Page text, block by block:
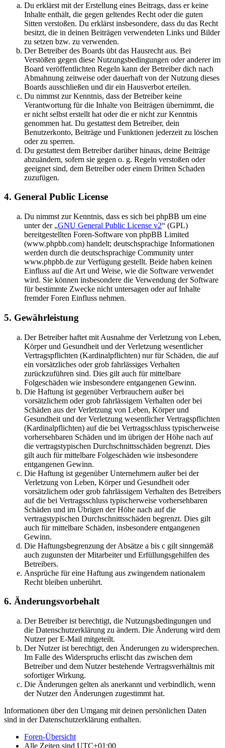
Du erklärst mit der Erstellung eines Beitrags, dass er keine
Inhalte enthält, die gegen geltendes Recht oder die guten
Sitten verstoßen. Du erklärst insbesondere, dass du das Recht
besitzt, die in deinen Beiträgen verwendeten Links und Bilder
zu setzen bzw. zu verwenden.
Der Betreiber des Boards übt das Hausrecht aus. Bei
Verstößen gegen diese Nutzungsbedingungen oder anderer im
Board veröffentlichten Regeln kann der Betreiber dich nach
Abmahnung zeitweise oder dauerhaft von der Nutzung dieses
Boards ausschließen und dir ein Hausverbot erteilen.
Du nimmst zur Kenntnis, dass der Betreiber keine
Verantwortung für die Inhalte von Beiträgen übernimmt, die
er nicht selbst erstellt hat oder die er nicht zur Kenntnis
genommen hat. Du gestattest dem Betreiber, dein
Benutzerkonto, Beiträge und Funktionen jederzeit zu löschen
oder zu sperren.
Du gestattest dem Betreiber darüber hinaus, deine Beiträge
abzuändern, sofern sie gegen o. g. Regeln verstoßen oder
geeignet sind, dem Betreiber oder einem Dritten Schaden
zuzufügen.
4. General Public License
Du nimmst zur Kenntnis, dass es sich bei phpBB um eine
unter der „GNU General Public License v2“ (GPL)
bereitgestellten Foren-Software von phpBB Limited
(www.phpbb.com) handelt; deutschsprachige Informationen
werden durch die deutschsprachige Community unter
www.phpbb.de zur Verfügung gestellt. Beide haben keinen
Einfluss auf die Art und Weise, wie die Software verwendet
wird. Sie können insbesondere die Verwendung der Software
für bestimmte Zwecke nicht untersagen oder auf Inhalte
fremder Foren Einfluss nehmen.
5. Gewährleistung
Der Betreiber haftet mit Ausnahme der Verletzung von Leben,
Körper und Gesundheit und der Verletzung wesentlicher
Vertragspflichten (Kardinalpflichten) nur für Schäden, die auf
ein vorsätzliches oder grob fahrlässiges Verhalten
zurückzuführen sind. Dies gilt auch für mittelbare
Folgeschäden wie insbesondere entgangenen Gewinn.
Die Haftung ist gegenüber Verbrauchern außer bei
vorsätzlichem oder grob fahrlässigem Verhalten oder bei
Schäden aus der Verletzung von Leben, Körper und
Gesundheit und der Verletzung wesentlicher Vertragspflichten
(Kardinalpflichten) auf die bei Vertragsschluss typischerweise
vorhersehbaren Schäden und im übrigen der Höhe nach auf
die vertragstypischen Durchschnittsschäden begrenzt. Dies
gilt auch für mittelbare Folgeschäden wie insbesondere
entgangenen Gewinn.
Die Haftung ist gegenüber Unternehmern außer bei der
Verletzung von Leben, Körper und Gesundheit oder
vorsätzlichem oder grob fahrlässigem Verhalten des Betreibers
auf die bei Vertragsschluss typischerweise vorhersehbaren
Schäden und im Übrigen der Höhe nach auf die
vertragstypischen Durchschnittsschäden begrenzt. Dies gilt
auch für mittelbare Schäden, insbesondere entgangenen
Gewinn.
Die Haftungsbegrenzung der Absätze a bis c gilt sinngemäß
auch zugunsten der Mitarbeiter und Erfüllungsgehilfen des
Betreibers.
Ansprüche für eine Haftung aus zwingendem nationalem
Recht bleiben unberührt.
6. Änderungsvorbehalt
Der Betreiber ist berechtigt, die Nutzungsbedingungen und
die Datenschutzerklärung zu ändern. Die Änderung wird dem
Nutzer per E-Mail mitgeteilt.
Der Nutzer ist berechtigt, den Änderungen zu widersprechen.
Im Falle des Widerspruchs erlischt das zwischen dem
Betreiber und dem Nutzer bestehende Vertragsverhältnis mit
sofortiger Wirkung.
Die Änderungen gelten als anerkannt und verbindlich, wenn
der Nutzer den Änderungen zugestimmt hat.
Informationen über den Umgang mit deinen persönlichen Daten
sind in der Datenschutzerklärung enthalten.
Foren-Übersicht
Alle Zeiten sind UTC+01:00